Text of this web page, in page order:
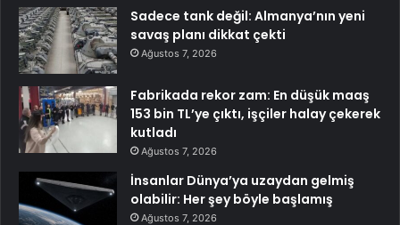
Sadece tank değil: Almanya’nın yeni
savaş planı dikkat çekti
Ağustos 7, 2026
Fabrikada rekor zam: En düşük maaş
153 bin TL’ye çıktı, işçiler halay çekerek
kutladı
Ağustos 7, 2026
İnsanlar Dünya’ya uzaydan gelmiş
olabilir: Her şey böyle başlamış
Ağustos 7, 2026